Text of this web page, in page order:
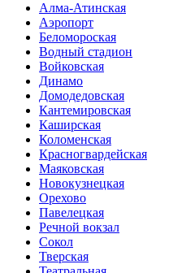
Алма-Атинская
Аэропорт
Беломороская
Водный стадион
Войковская
Динамо
Домоде­довская
Кантеми­ровская
Каширская
Коломенская
Красногвар­дейская
Маяковская
Новокузнецкая
Орехово
Павелецкая
Речной вокзал
Сокол
Тверская